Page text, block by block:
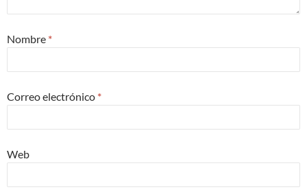
Nombre *
Correo electrónico *
Web